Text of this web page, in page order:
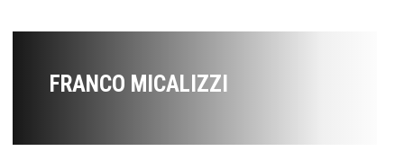
FRANCO MICALIZZI